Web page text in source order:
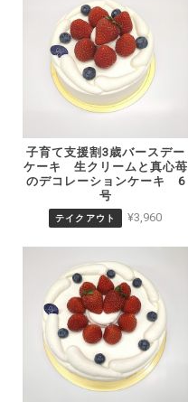
子育て支援割3歳バースデー
ケーキ 生クリームと真心苺
のデコレーションケーキ 6
号
テイクアウト ¥3,960